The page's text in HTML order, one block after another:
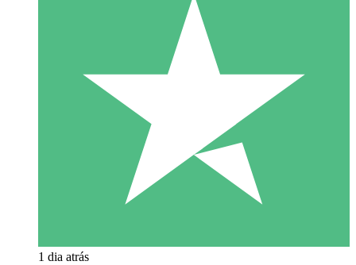
1 dia atrás